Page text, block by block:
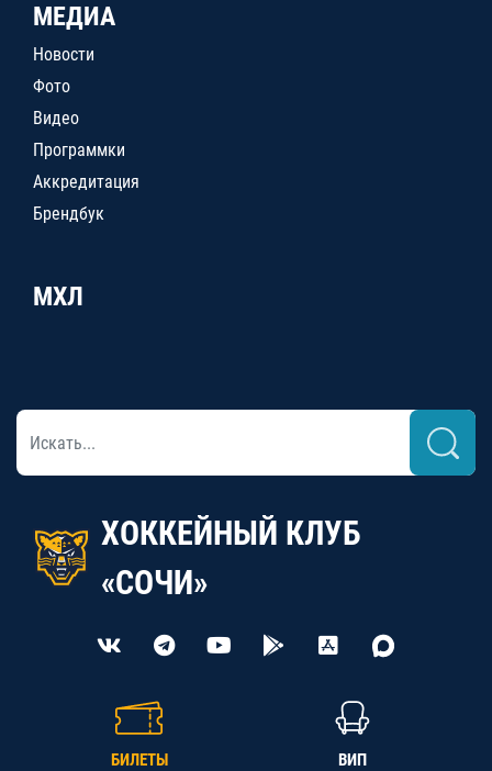
МЕДИА
Новости
Фото
Видео
Программки
Аккредитация
Брендбук
МХЛ
ХОККЕЙНЫЙ КЛУБ
«СОЧИ»
БИЛЕТЫ ВИП